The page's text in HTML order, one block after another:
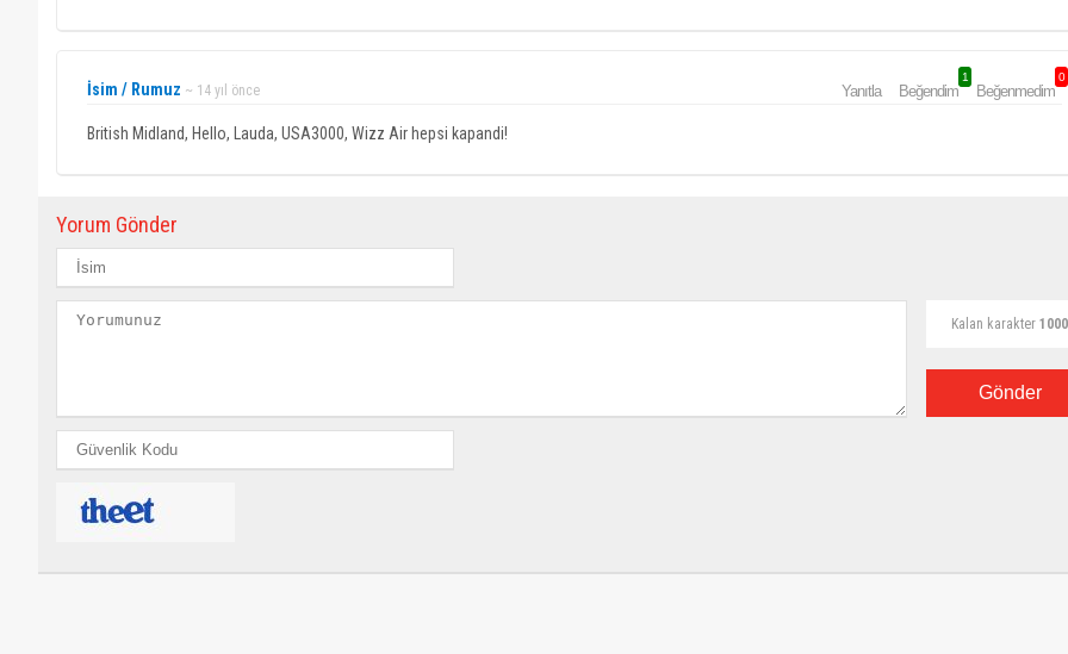
İsim / Rumuz ~ 14 yıl önce Yanıtla Beğendim
1
Beğenmedim
0
British Midland, Hello, Lauda, USA3000, Wizz Air hepsi kapandi!
Yorum Gönder
Kalan karakter 1000
Gönder